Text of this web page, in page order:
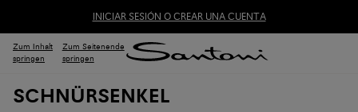
INICIAR SESIÓN O CREAR UNA CUENTA
Zum Inhalt
springen
Zum Seitenende
springen
SCHNÜRSENKEL